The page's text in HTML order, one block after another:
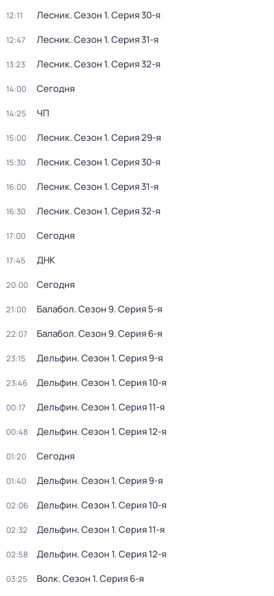
12:11 Лесник. Сезон 1. Серия 30-я
12:47 Лесник. Сезон 1. Серия 31-я
13:23 Лесник. Сезон 1. Серия 32-я
14:00 Сегодня
14:25 ЧП
15:00 Лесник. Сезон 1. Серия 29-я
15:30 Лесник. Сезон 1. Серия 30-я
16:00 Лесник. Сезон 1. Серия 31-я
16:30 Лесник. Сезон 1. Серия 32-я
17:00 Сегодня
17:45 ДНК
20:00 Сегодня
21:00 Балабол. Сезон 9. Серия 5-я
22:07 Балабол. Сезон 9. Серия 6-я
23:15 Дельфин. Сезон 1. Серия 9-я
23:46 Дельфин. Сезон 1. Серия 10-я
00:17 Дельфин. Сезон 1. Серия 11-я
00:48 Дельфин. Сезон 1. Серия 12-я
01:20 Сегодня
01:40 Дельфин. Сезон 1. Серия 9-я
02:06 Дельфин. Сезон 1. Серия 10-я
02:32 Дельфин. Сезон 1. Серия 11-я
02:58 Дельфин. Сезон 1. Серия 12-я
03:25 Волк. Сезон 1. Серия 6-я